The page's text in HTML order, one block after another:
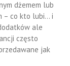
dżemem lub
– co kto lubi… i
ale
często
jak